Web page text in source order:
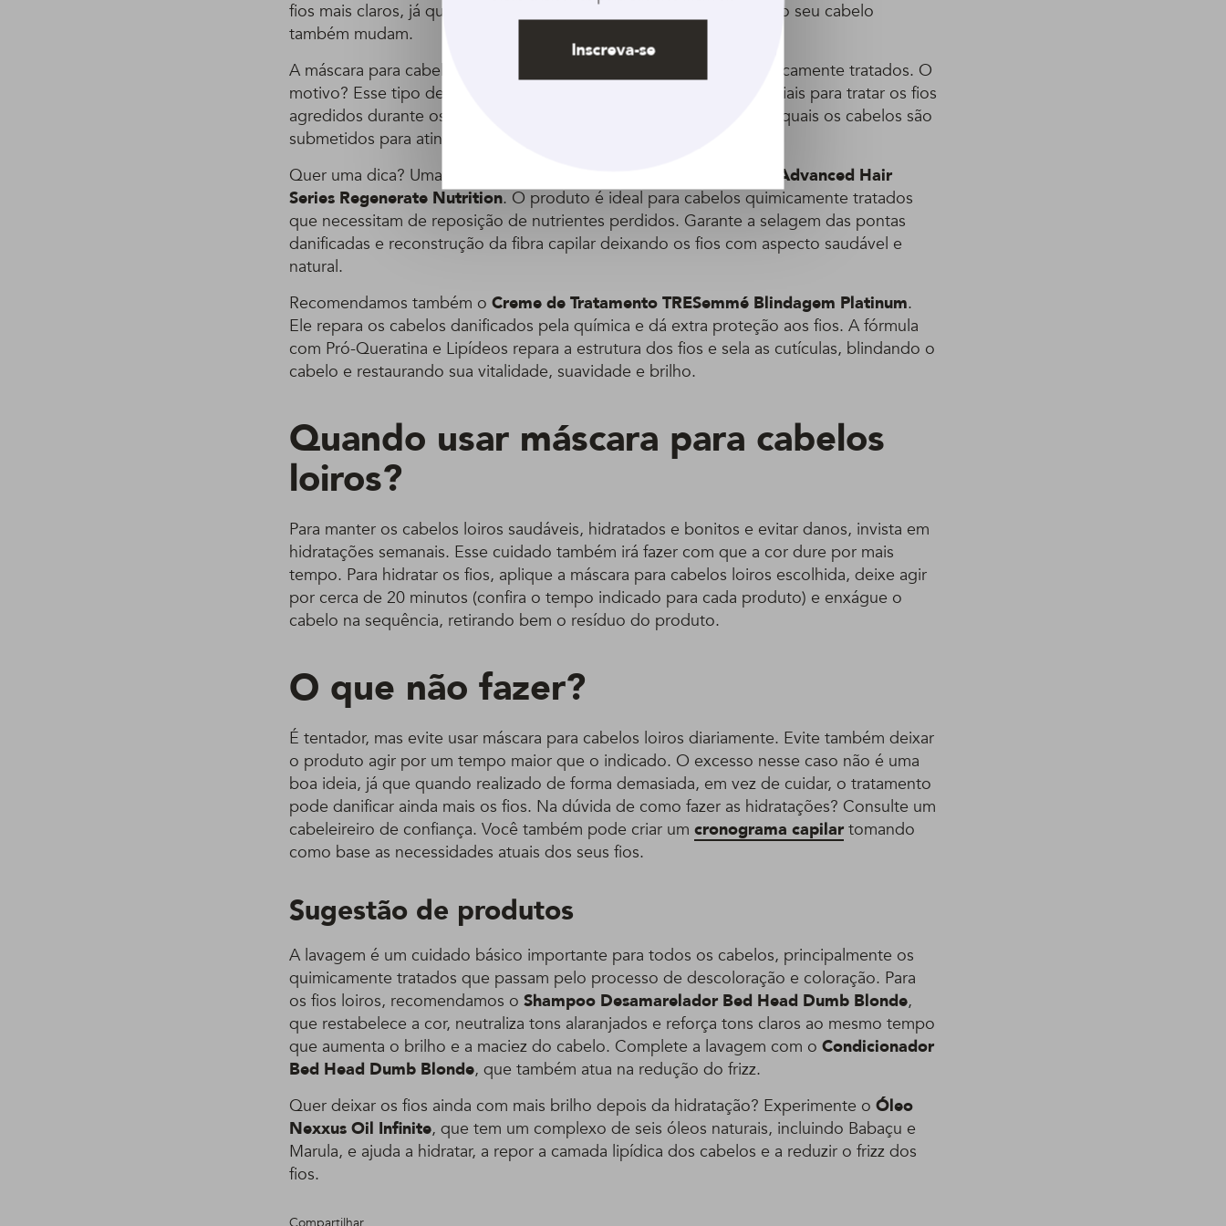
fios mais claros, já que com a mudança de visual as necessidades do seu cabelo
também mudam.
A máscara para cabelos loiros deve ser indicada para cabelos quimicamente tratados. O
motivo? Esse tipo de produto conta com ingredientes ativos especiais para tratar os fios
agredidos durante os processos de descoloração e
aos quais os cabelos são
submetidos para atingir o tom de loiro desejado.
Quer uma dica? Uma boa opção é o
Creme De Tratamento Dove Advanced Hair
Series Regenerate Nutrition. O produto é ideal para cabelos quimicamente tratados
que necessitam de reposição de nutrientes perdidos. Garante a selagem das pontas
danificadas e reconstrução da fibra capilar deixando os fios com aspecto saudável e
natural.
Recomendamos também o Creme de Tratamento TRESemmé Blindagem Platinum.
Ele repara os cabelos danificados pela química e dá extra proteção aos fios. A fórmula
com Pró-Queratina e Lipídeos repara a estrutura dos fios e sela as cutículas, blindando o
cabelo e restaurando sua vitalidade, suavidade e brilho.
Quando usar máscara para cabelos
loiros?
Para manter os cabelos loiros saudáveis, hidratados e bonitos e evitar danos, invista em
hidratações semanais. Esse cuidado também irá fazer com que a cor dure por mais
tempo. Para hidratar os fios, aplique a máscara para cabelos loiros escolhida, deixe agir
por cerca de 20 minutos (confira o tempo indicado para cada produto) e enxágue o
cabelo na sequência, retirando bem o resíduo do produto.
O que não fazer?
É tentador, mas evite usar máscara para cabelos loiros diariamente. Evite também deixar
o produto agir por um tempo maior que o indicado. O excesso nesse caso não é uma
boa ideia, já que quando realizado de forma demasiada, em vez de cuidar, o tratamento
pode danificar ainda mais os fios. Na dúvida de como fazer as hidratações? Consulte um
cabeleireiro de confiança. Você também pode criar um cronograma capilar tomando
como base as necessidades atuais dos seus fios.
Sugestão de produtos
A lavagem é um cuidado básico importante para todos os cabelos, principalmente os
quimicamente tratados que passam pelo processo de descoloração e coloração. Para
os fios loiros, recomendamos o Shampoo Desamarelador Bed Head Dumb Blonde,
que restabelece a cor, neutraliza tons alaranjados e reforça tons claros ao mesmo tempo
que aumenta o brilho e a maciez do cabelo. Complete a lavagem com o Condicionador
Bed Head Dumb Blonde, que também atua na redução do frizz.
Quer deixar os fios ainda com mais brilho depois da hidratação? Experimente o Óleo
Nexxus Oil Infinite, que tem um complexo de seis óleos naturais, incluindo Babaçu e
Marula, e ajuda a hidratar, a repor a camada lipídica dos cabelos e a reduzir o frizz dos
fios.
Inscreva-se